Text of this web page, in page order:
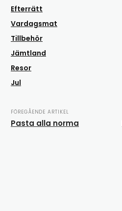
Efterrätt
Vardagsmat
Tillbehör
Jämtland
Resor
Jul
FÖREGÅENDE ARTIKEL
Pasta alla norma